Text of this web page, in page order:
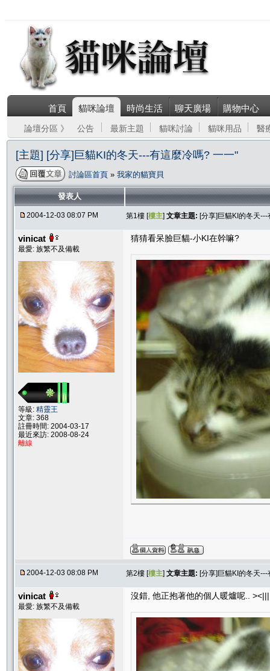
首頁 貓咪論壇 時尚生活 聊天廣場 購物中心
論壇分區 》 公告 最新主題 貓咪討論 貓咪用品 醫
[主題] [分享]巨貓KI的冬天---有這麼冷嗎? 一一"
討論區首頁 » 我家的貓寶貝
發表人
2004-12-03 08:07 PM 第1樓 [樓主] 文章主題: [分享]巨貓KI的冬天
vinicat
最愛: 族繁不及備載
等級: 精靈王
文章: 368
註冊時間: 2004-03-17
最近來訪: 2008-08-24
離線
猜猜看呆臉巨貓-小KI在幹嘛?
2004-12-03 08:08 PM 第2樓 [樓主] 文章主題: [分享]巨貓KI的冬天
vinicat
最愛: 族繁不及備載
沒錯, 他正抱著他的個人暖爐呢.. ><|||